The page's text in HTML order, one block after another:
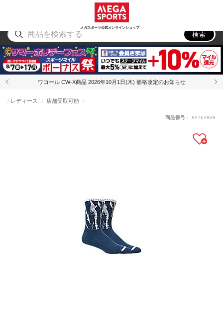
メガスポーツ公式オンラインショップ
アウトドア
検索
ワコール CW-X商品 2026年10月1日(木) 価格改定のお知らせ
レディース 店舗受取可能
商品番号： 82762808